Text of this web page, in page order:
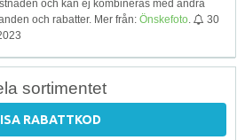
och kan ej kombineras med andra
och rabatter. Mer från: Önskefoto
30
sortimentet
RABATTKOD